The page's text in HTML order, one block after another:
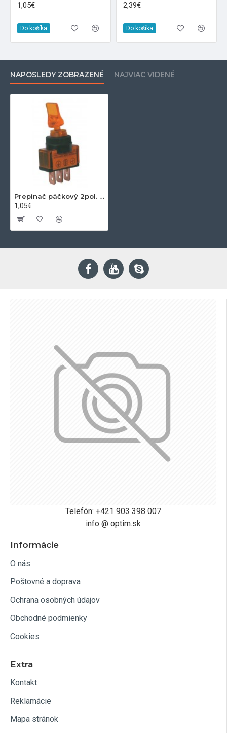
1,05€
Do košíka
2,39€
Do košíka
NAPOSLEDY ZOBRAZENÉ NAJVIAC VIDENÉ
Prepínač páčkový 2pol. 3pin ON-OFF 12VDC prosv. žlutý
1,05€
Telefón: +421 903 398 007
info @ optim.sk
Informácie
O nás
Poštovné a doprava
Ochrana osobných údajov
Obchodné podmienky
Cookies
Extra
Kontakt
Reklamácie
Mapa stránok